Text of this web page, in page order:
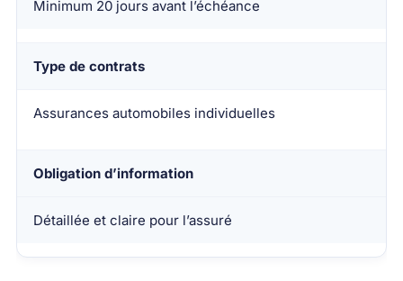
Minimum 20 jours avant l’échéance
Type de contrats
Assurances automobiles individuelles
Obligation d’information
Détaillée et claire pour l’assuré